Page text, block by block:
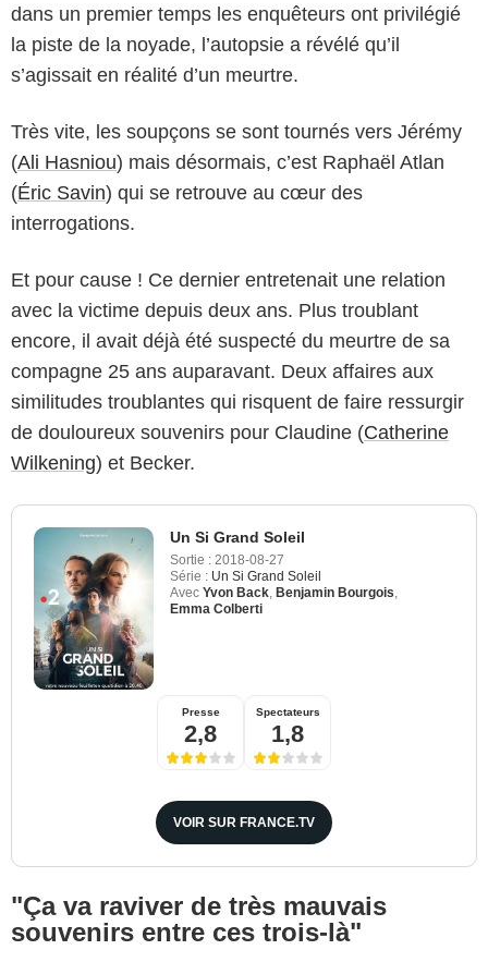
dans un premier temps les enquêteurs ont privilégié
la piste de la noyade, l’autopsie a révélé qu’il
s’agissait en réalité d’un meurtre.
Très vite, les soupçons se sont tournés vers Jérémy
(Ali Hasniou) mais désormais, c’est Raphaël Atlan
(Éric Savin) qui se retrouve au cœur des
interrogations.
Et pour cause ! Ce dernier entretenait une relation
avec la victime depuis deux ans. Plus troublant
encore, il avait déjà été suspecté du meurtre de sa
compagne 25 ans auparavant. Deux affaires aux
similitudes troublantes qui risquent de faire ressurgir
de douloureux souvenirs pour Claudine (Catherine
Wilkening) et Becker.
Un Si Grand Soleil
Sortie : 2018-08-27
Série : Un Si Grand Soleil
Avec Yvon Back Benjamin Bourgois
Emma Colberti
Presse
2,8
Spectateurs
1,8
VOIR SUR FRANCE.TV
"Ça va raviver de très mauvais
souvenirs entre ces trois-là"